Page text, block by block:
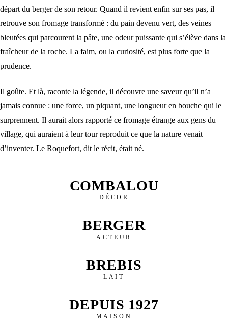
départ du berger de son retour. Quand il revient enfin sur ses pas, il
retrouve son fromage transformé : du pain devenu vert, des veines
bleutées qui parcourent la pâte, une odeur puissante qui s’élève dans la
fraîcheur de la roche. La faim, ou la curiosité, est plus forte que la
prudence.
Il goûte. Et là, raconte la légende, il découvre une saveur qu’il n’a
jamais connue : une force, un piquant, une longueur en bouche qui le
surprennent. Il aurait alors rapporté ce fromage étrange aux gens du
village, qui auraient à leur tour reproduit ce que la nature venait
d’inventer. Le Roquefort, dit le récit, était né.
DÉCOR
COMBALOU
ACTEUR
BERGER
LAIT
BREBIS
MAISON
DEPUIS 1927